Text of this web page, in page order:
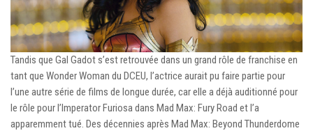
Tandis que Gal Gadot s’est retrouvée dans un grand rôle de franchise en
tant que Wonder Woman du DCEU, l’actrice aurait pu faire partie pour
l’une autre série de films de longue durée, car elle a déjà auditionné pour
le rôle pour l’Imperator Furiosa dans Mad Max: Fury Road et l’a
apparemment tué. Des décennies après Mad Max: Beyond Thunderdome